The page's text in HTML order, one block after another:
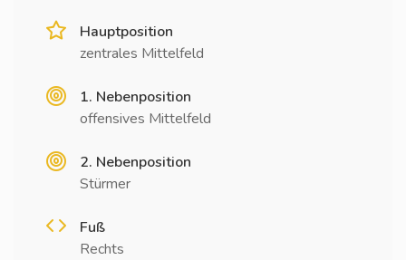
Hauptposition
zentrales Mittelfeld
1. Nebenposition
offensives Mittelfeld
2. Nebenposition
Stürmer
Fuß
Rechts